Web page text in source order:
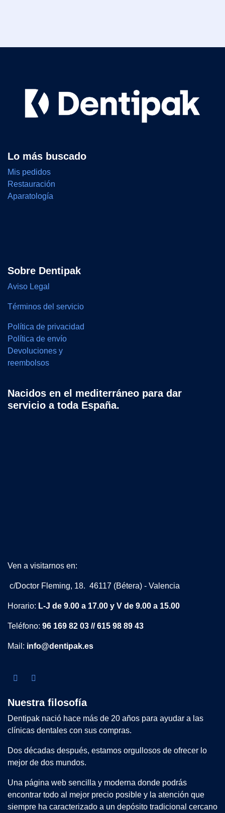
Lo más buscado
Mis pedidos
Restauración
Aparatología
Sobre Dentipak
Aviso Legal
Términos del servicio
Política de privacidad
Política de envío
Devoluciones y
reembolsos
Nacidos en el mediterráneo para dar
servicio a toda España.
Ven a visitarnos en:
c/Doctor Fleming, 18. 46117 (Bétera) - Valencia
Horario: L-J de 9.00 a 17.00 y V de 9.00 a 15.00
Teléfono: 96 169 82 03 // 615 98 89 43
Mail: info@dentipak.es
Nuestra filosofía
Dentipak nació hace más de 20 años para ayudar a las
clínicas dentales con sus compras.
Dos décadas después, estamos orgullosos de ofrecer lo
mejor de dos mundos.
Una página web sencilla y moderna donde podrás
encontrar todo al mejor precio posible y la atención que
siempre ha caracterizado a un depósito tradicional cercano